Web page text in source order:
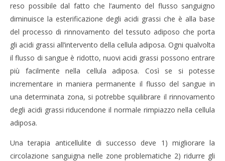
reso possibile dal fatto che l’aumento del flusso sanguigno
diminuisce la esterificazione degli acidi grassi che è alla base
del processo di rinnovamento del tessuto adiposo che porta
gli acidi grassi all’intervento della cellula adiposa. Ogni qualvolta
il flusso di sangue è ridotto, nuovi acidi grassi possono entrare
più facilmente nella cellula adiposa. Così se si potesse
incrementare in maniera permanente il flusso del sangue in
una determinata zona, si potrebbe squilibrare il rinnovamento
degli acidi grassi riducendone il normale rimpiazzo nella cellula
adiposa.
Una terapia anticellulite di successo deve 1) migliorare la
circolazione sanguigna nelle zone problematiche 2) ridurre gli